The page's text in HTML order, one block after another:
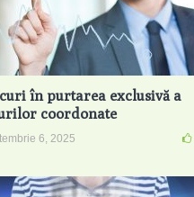
în purtarea exclusivă a
coordonate
6, 2025